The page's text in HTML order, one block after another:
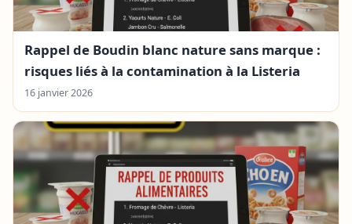
Rappel de Boudin blanc nature sans marque :
risques liés à la contamination à la Listeria
16 janvier 2026